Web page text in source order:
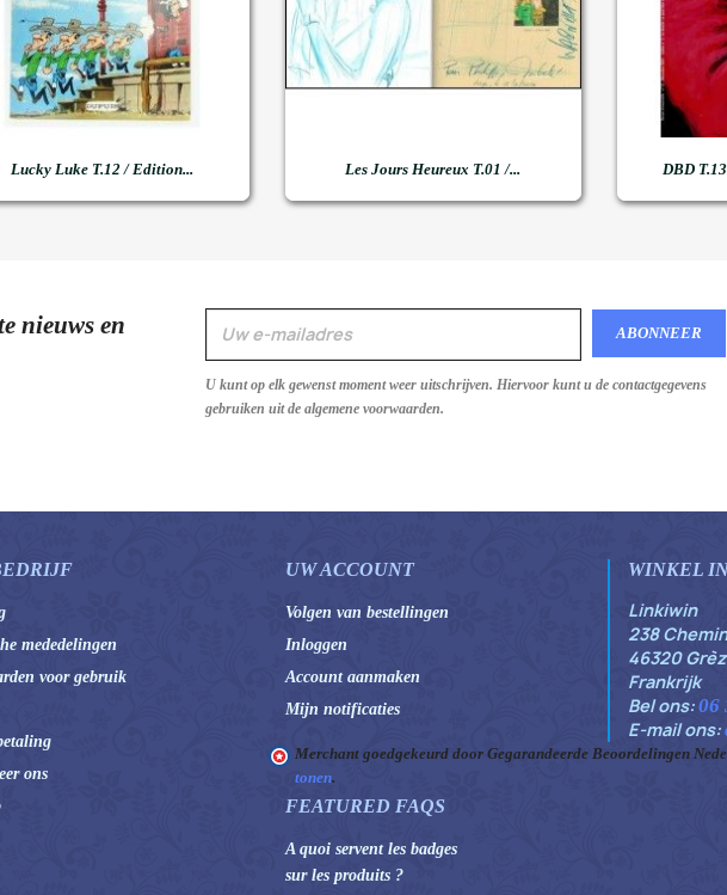
 Snel bekijken
Lucky Luke T.12 / Edition...  Snel bekijken
Les Jours Heureux T.01 /... DBD
nieuws en
U kunt op elk gewenst moment weer uitschrijven. Hiervoor kunt u de contactgegevens
gebruiken uit de algemene voorwaarden.
mededelingen
voor gebruik
ons
UW ACCOUNT
Volgen van bestellingen
Inloggen
Account aanmaken
Mijn notificaties
WINKEL
Linkiwin
238
46320
Frankrijk
Bel ons:06
E-mail ons:
Merchant goedgekeurd door Gegarandeerde Beoordelingen
tonen.
FEATURED FAQS
A quoi servent les badges
sur les produits ?